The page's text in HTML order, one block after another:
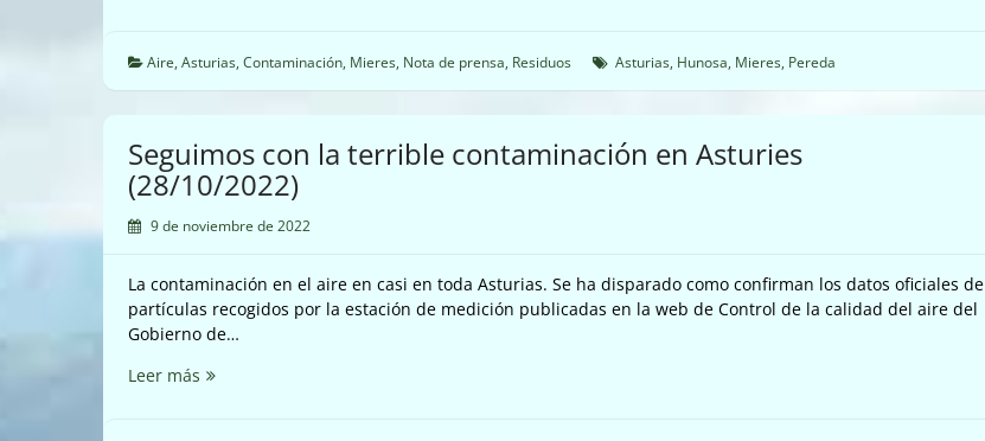
Hunosa
por
de
la
de
Pereda.
Aire, Asturias, Contaminación, Mieres, Nota de prensa, Residuos Asturias, Hunosa, Mieres, Pereda
Seguimos con la terrible contaminación en Asturies
(28/10/2022)
9 de noviembre de 2022
La contaminación en el aire en casi en toda Asturias. Se ha disparado como confirman los datos oficiales de
partículas recogidos por la estación de medición publicadas en la web de Control de la calidad del aire del
Gobierno de…
Leer más Seguimos